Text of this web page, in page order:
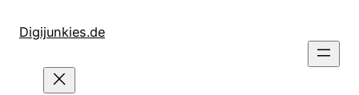
InhaltDigijunkies.de